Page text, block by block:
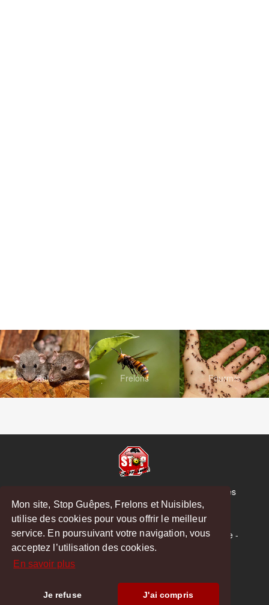
Mon site, Stop Guêpes, Frelons et Nuisibles,
utilise des cookies pour vous offrir le meilleur
service. En poursuivant votre navigation, vous
acceptez l’utilisation des cookies.
En savoir plus
Je refuse J'ai compris
Rats Frelons Fourmis
© Copyright 2026 Stop Guêpes, Frelons et Nuisibles
Mentions légales
Créé parMattWeb
Saint-Gaudens-Saint-Girons-Boulogne-sur-Gesse-
Montréjeau
Hoodspot